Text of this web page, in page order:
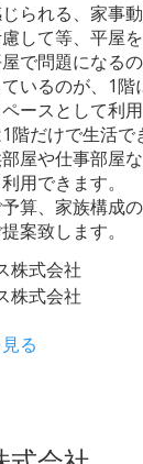
られる、家事
して等、平屋
で問題になる
いるのが、1
ースとして利
階だけで生活
屋や仕事部屋
用できます。
算、家族構成
案致します。
る